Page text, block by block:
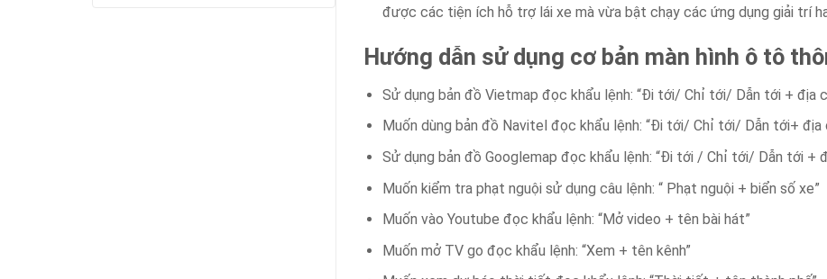
được các tiện ích hỗ trợ lái xe mà vừa bật chạy các ứng dụng giải trí
Hướng dẫn sử dụng cơ bản màn hình ô tô
Sử dụng bản đồ Vietmap đọc khẩu lệnh: “Đi tới/ Chỉ tới/ Dẫn tới + địa
Muốn dùng bản đồ Navitel đọc khẩu lệnh: “Đi tới/ Chỉ tới/ Dẫn tới+ địa
Sử dụng bản đồ Googlemap đọc khẩu lệnh: “Đi tới / Chỉ tới/ Dẫn tới +
Muốn kiểm tra phạt nguội sử dụng câu lệnh: “ Phạt nguội + biển số xe”
Muốn vào Youtube đọc khẩu lệnh: “Mở video + tên bài hát”
Muốn mở TV go đọc khẩu lệnh: “Xem + tên kênh”